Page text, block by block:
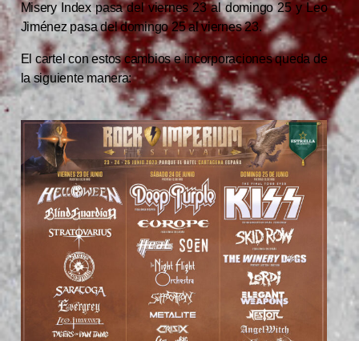
Misery Index pasa del viernes 23 al domingo 25 y Leo
Jiménez pasa del domingo 25 al viernes 23.
El cartel con estos cambios e incorporaciones queda de
la siguiente manera: